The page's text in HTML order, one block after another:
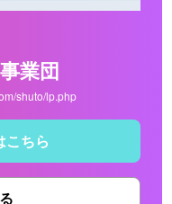
業団
shuto/lp.php
こちら